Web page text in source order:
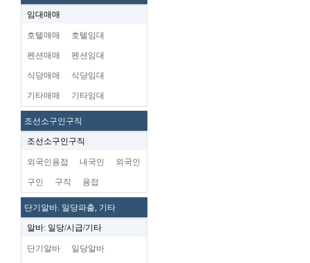
임대매매
호텔매매 호텔임대
펜션매매 펜션임대
식당매매 식당임대
기타매매 기타임대
조선소구인구직
조선소구인구직
외국인용접 내국인 외국인
구인 구직 용접
단기알바. 일당파출, 기타
알바: 일당/시급/기타
단기알바 일당알바